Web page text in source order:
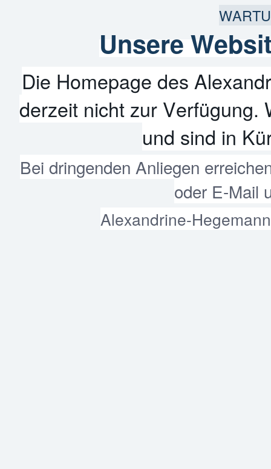
Unsere
Die Homepage des
derzeit nicht zur Verfügung.
und sind in
Bei dringenden Anliegen
oder E-Mail
Alexandrine-